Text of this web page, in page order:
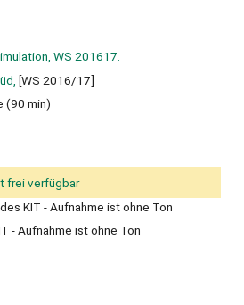
WS 201617.
[WS 2016/17]
(90 min)
frei verfügbar
KIT - Aufnahme ist ohne Ton
- Aufnahme ist ohne Ton